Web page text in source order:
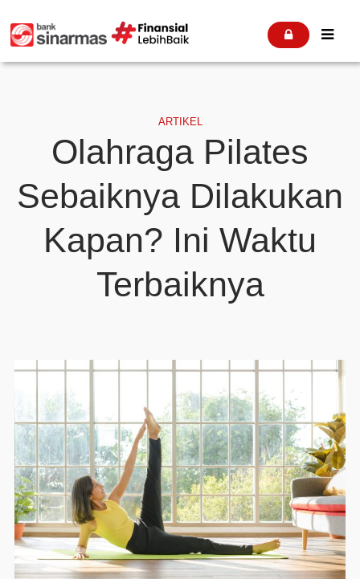
 
ARTIKEL
Olahraga Pilates
Sebaiknya Dilakukan
Kapan? Ini Waktu
Terbaiknya